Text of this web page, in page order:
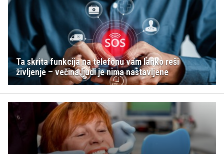
Ta skrita funkcija na telefonu vam lahko reši
življenje – večina ljudi je nima nastavljene